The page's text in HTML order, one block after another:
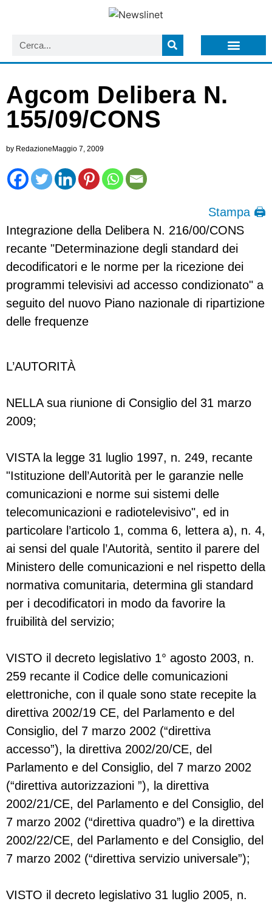
Agcom Delibera N.
155/09/CONS
by RedazioneMaggio 7, 2009
Stampa 🖨
Integrazione della Delibera N. 216/00/CONS
recante "Determinazione degli standard dei
decodificatori e le norme per la ricezione dei
programmi televisivi ad accesso condizionato" a
seguito del nuovo Piano nazionale di ripartizione
delle frequenze
L’AUTORITÀ
NELLA sua riunione di Consiglio del 31 marzo
2009;
VISTA la legge 31 luglio 1997, n. 249, recante
"Istituzione dell’Autorità per le garanzie nelle
comunicazioni e norme sui sistemi delle
telecomunicazioni e radiotelevisivo", ed in
particolare l’articolo 1, comma 6, lettera a), n. 4,
ai sensi del quale l’Autorità, sentito il parere del
Ministero delle comunicazioni e nel rispetto della
normativa comunitaria, determina gli standard
per i decodificatori in modo da favorire la
fruibilità del servizio;
VISTO il decreto legislativo 1° agosto 2003, n.
259 recante il Codice delle comunicazioni
elettroniche, con il quale sono state recepite la
direttiva 2002/19 CE, del Parlamento e del
Consiglio, del 7 marzo 2002 (“direttiva
accesso”), la direttiva 2002/20/CE, del
Parlamento e del Consiglio, del 7 marzo 2002
(“direttiva autorizzazioni ”), la direttiva
2002/21/CE, del Parlamento e del Consiglio, del
7 marzo 2002 (“direttiva quadro”) e la direttiva
2002/22/CE, del Parlamento e del Consiglio, del
7 marzo 2002 (“direttiva servizio universale”);
VISTO il decreto legislativo 31 luglio 2005, n.